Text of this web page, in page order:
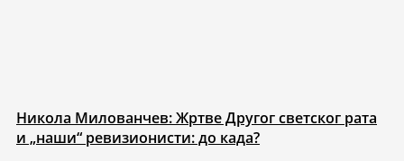
Никола Милованчев: Жртве Другог светског рата
и „наши“ ревизионисти: до када?